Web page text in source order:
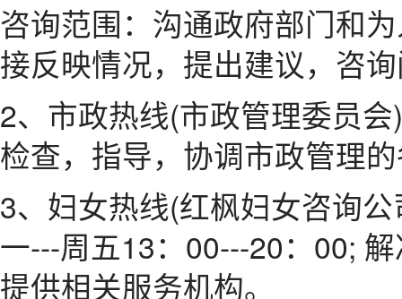
咨询范围：沟通政府部门和
接反映情况，提出建议，咨
2、市政热线(市政管理委员
检查，指导，协调市政管理
3、妇女热线(红枫妇女咨询
一---周五13：00---20：00;
提供相关服务机构。